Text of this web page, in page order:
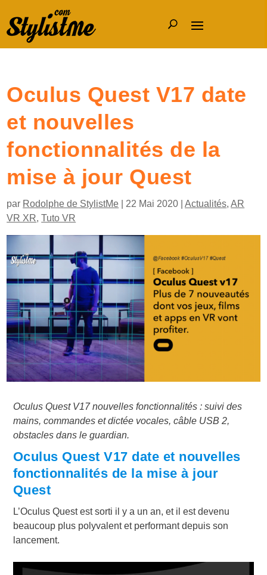
Oculus Quest V17 date
et nouvelles
fonctionnalités de la
mise à jour Quest
par Rodolphe de StylistMe 22 Mai 2020 |Actualités,AR
VR XR,Tuto VR
Oculus Quest V17 nouvelles fonctionnalités : suivi des
mains, commandes et dictée vocales, câble USB 2,
obstacles dans le guardian.
Oculus Quest V17 date et nouvelles
fonctionnalités de la mise à jour
Quest
L’Oculus Quest est sorti il y a un an, et il est devenu
beaucoup plus polyvalent et performant depuis son
lancement.